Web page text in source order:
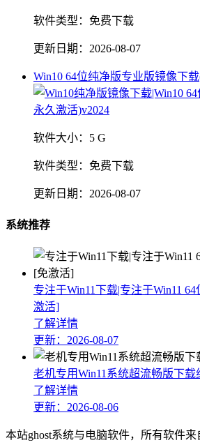
软件类型： 免费下载
更新日期： 2026-08-07
Win10 64位纯净版专业版镜像下
软件大小： 5 G
软件类型： 免费下载
更新日期： 2026-08-07
系统推荐
专注于Win11下载|专注于Win11
激活]
了解详情
更新：2026-08-07
老机专用Win11系统超流畅版下载
了解详情
更新：2026-08-06
本站ghost系统与电脑软件，所有软件